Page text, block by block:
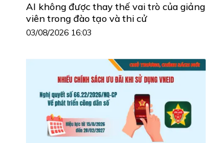
AI không được thay thế vai trò của giảng
viên trong đào tạo và thi cử
03/08/2026 16:03